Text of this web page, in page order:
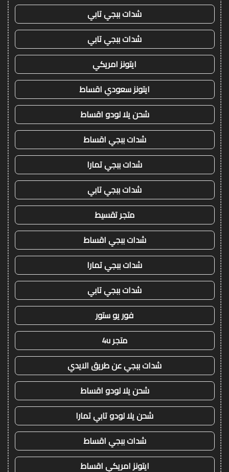
شدات ببجي تابي
شدات ببجي تابي
ايتونز امريكي
ايتونز سعودي اقساط
شحن يلا لودو اقساط
شدات ببجي اقساط
شدات ببجي تمارا
شدات ببجي تابي
متجر تقسيط
شدات ببجي اقساط
شدات ببجي تمارا
شدات ببجي تابي
فور يو ستور
متجر 4u
شدات ببجي عن طريق الايدي
شحن يلا لودو اقساط
شحن يلا لودو تابي تمارا
شدات ببجي اقساط
ايتونز امريكي اقساط